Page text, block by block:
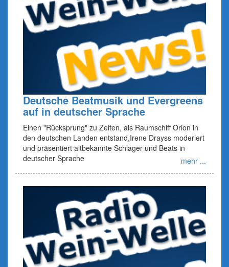
Deutsche Beatmusik und Evergreens
auf in deutscher Sprache
Einen "Rücksprung" zu Zeiten, als Raumschiff Orion in
den deutschen Landen entstand,Irene Drayss moderiert
und präsentiert altbekannte Schlager und Beats in
deutscher Sprache
mehr ...